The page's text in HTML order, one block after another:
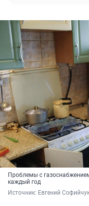
Проблемы с
каждый год
Источник: Евгений